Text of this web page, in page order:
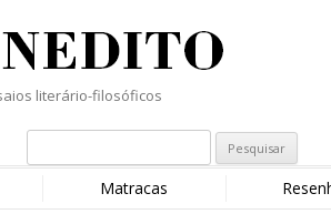
literário-filosóficos
Matracas